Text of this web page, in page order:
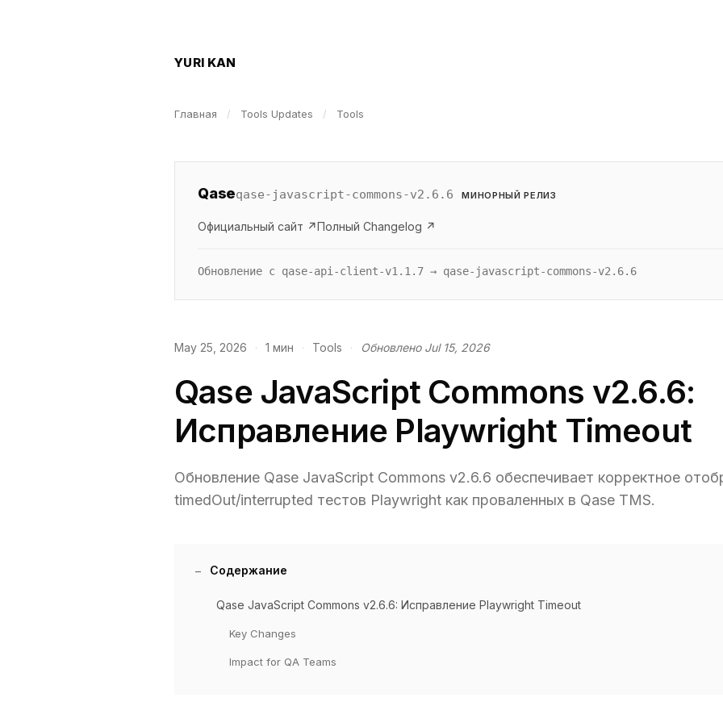
YURI KAN
Главная / Tools Updates / Tools
Qaseqase-javascript-commons-v2.6.6 МИНОРНЫЙ РЕЛИЗ
Официальный сайт ↗Полный Changelog ↗
Обновление с qase-api-client-v1.1.7 → qase-javascript-commons-v2.6.6
May 25, 2026 · 1 мин · Tools · Обновлено Jul 15, 2026
Qase JavaScript Commons v2.6.6:
Исправление Playwright Timeout
Обновление Qase JavaScript Commons v2.6.6 обеспечивает корректное
timedOut/interrupted тестов Playwright как проваленных в Qase TMS.
Содержание
Qase JavaScript Commons v2.6.6: Исправление Playwright Timeout
Key Changes
Impact for QA Teams